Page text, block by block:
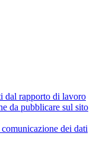
dal rapporto di lavoro
da pubblicare sul sito
dei dati